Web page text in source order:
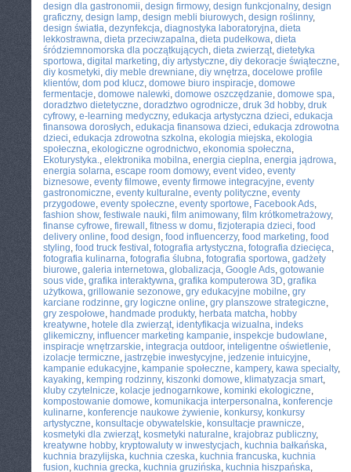
design dla gastronomii, design firmowy, design funkcjonalny, design
graficzny, design lamp, design mebli biurowych, design roślinny,
design światła, dezynfekcja, diagnostyka laboratoryjna, dieta
lekkostrawna, dieta przeciwzapalna, dieta pudełkowa, dieta
śródziemnomorska dla początkujących, dieta zwierząt, dietetyka
sportowa, digital marketing, diy artystyczne, diy dekoracje świąteczne,
diy kosmetyki, diy meble drewniane, diy wnętrza, docelowe profile
klientów, dom pod klucz, domowe biuro inspiracje, domowe
fermentacje, domowe nalewki, domowe oszczędzanie, domowe spa,
doradztwo dietetyczne, doradztwo ogrodnicze, druk 3d hobby, druk
cyfrowy, e-learning medyczny, edukacja artystyczna dzieci, edukacja
finansowa dorosłych, edukacja finansowa dzieci, edukacja zdrowotna
dzieci, edukacja zdrowotna szkolna, ekologia miejska, ekologia
społeczna, ekologiczne ogrodnictwo, ekonomia społeczna,
Ekoturystyka., elektronika mobilna, energia cieplna, energia jądrowa,
energia solarna, escape room domowy, event video, eventy
biznesowe, eventy filmowe, eventy firmowe integracyjne, eventy
gastronomiczne, eventy kulturalne, eventy polityczne, eventy
przygodowe, eventy społeczne, eventy sportowe, Facebook Ads,
fashion show, festiwale nauki, film animowany, film krótkometrażowy,
finanse cyfrowe, firewall , fitness w domu, fizjoterapia dzieci, food
delivery online, food design, food influencerzy, food marketing, food
styling, food truck festival , fotografia artystyczna, fotografia dziecięca,
fotografia kulinarna, fotografia ślubna, fotografia sportowa, gadżety
biurowe, galeria internetowa, globalizacja, Google Ads, gotowanie
sous vide, grafika interaktywna, grafika komputerowa 3D, grafika
użytkowa, grillowanie sezonowe, gry edukacyjne mobilne, gry
karciane rodzinne, gry logiczne online, gry planszowe strategiczne,
gry zespołowe, handmade produkty, herbata matcha, hobby
kreatywne, hotele dla zwierząt, identyfikacja wizualna, indeks
glikemiczny, influencer marketing kampanie, inspekcje budowlane,
inspiracje wnętrzarskie, integracja outdoor, inteligentne oświetlenie,
izolacje termiczne, jastrzębie inwestycyjne, jedzenie intuicyjne,
kampanie edukacyjne, kampanie społeczne, kampery, kawa specialty,
kayaking, kemping rodzinny, kiszonki domowe, klimatyzacja smart,
kluby czytelnicze, kolacje jednogarnkowe, kominki ekologiczne,
kompostowanie domowe, komunikacja interpersonalna, konferencje
kulinarne, konferencje naukowe żywienie, konkursy, konkursy
artystyczne, konsultacje obywatelskie, konsultacje prawnicze,
kosmetyki dla zwierząt, kosmetyki naturalne, krajobraz publiczny,
kreatywne hobby, kryptowaluty w inwestycjach, kuchnia bałkańska,
kuchnia brazylijska, kuchnia czeska, kuchnia francuska, kuchnia
fusion, kuchnia grecka, kuchnia gruzińska, kuchnia hiszpańska,